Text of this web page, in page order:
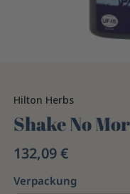
Hilton Herbs
Shake No
132,09 €
Verpackung